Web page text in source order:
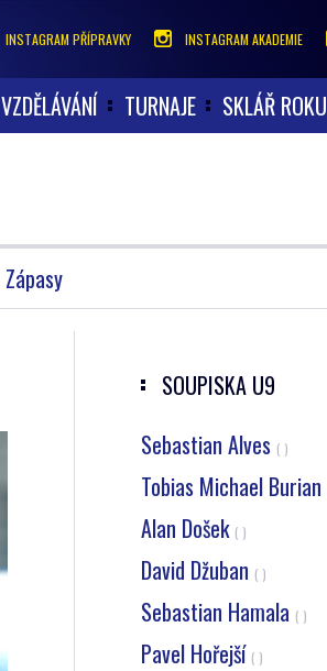
INSTAGRAM PŘÍPRAVKY INSTAGRAM AKADEMIE
VZDĚLÁVÁNÍ TURNAJE SKLÁŘ ROKU
Zápasy
SOUPISKA U9
Sebastian Alves ( )
Tobias Michael Burian
Alan Došek ( )
David Džuban ( )
Sebastian Hamala ( )
Pavel Hořejší ( )